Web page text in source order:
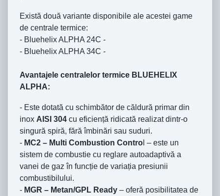
Există două variante disponibile ale acestei game
de centrale termice:
- Bluehelix ALPHA 24C -
- Bluehelix ALPHA 34C -
Avantajele centralelor termice BLUEHELIX
ALPHA:
- Este dotată cu schimbător de căldură primar din
inox AISI 304 cu eficiență ridicată realizat dintr-o
singură spiră, fără îmbinări sau suduri.
- MC2 – Multi Combustion Contro l – este un
sistem de combustie cu reglare autoadaptivă a
vanei de gaz în funcție de variația presiunii
combustibilului.
- MGR – Metan/GPL Ready – oferă posibilitatea de